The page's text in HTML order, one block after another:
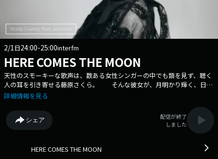
2/1 日24:00-25:00interfm
HERE COMES THE MOON
天性のスモーキーな歌声は、数ある女性シンガーの中でも類を見ず、聴く
人の耳を引き寄せる藤原さくら。 そんな彼女が、月明かり輝く、日曜
深夜に、自らの選曲でお送りする音楽プログラム。 自分の音楽ルーツ
もお届けします。 週の終わりで始まりの日曜深夜。少し夜更かしし
て、心地よい音楽と、ほっと安らぐ時間をお楽しみください。 番組
Webサイト：https://www.interfm.co.jp/hctm メールアドレス：
詳細情報を見る
シェア
配信が終了
しました
HERE COMES THE MOON